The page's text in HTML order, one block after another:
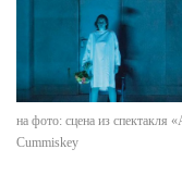
на фото: сцена из спектакля
Cummiskey